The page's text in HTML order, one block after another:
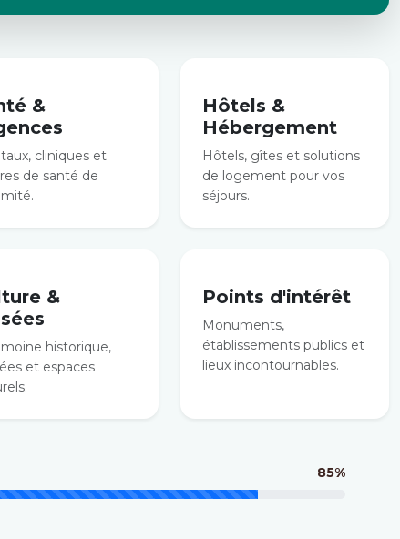
&
cliniques et
de santé de
Hôtels &
Hébergement
Hôtels, gîtes et solutions
de logement pour vos
séjours.
&
historique,
et espaces
Points d'intérêt
Monuments,
établissements publics et
lieux incontournables.
85%